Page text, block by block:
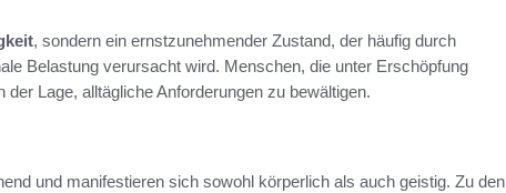
, sondern ein ernstzunehmender Zustand, der häufig durch
Belastung verursacht wird. Menschen, die unter Erschöpfung
Lage, alltägliche Anforderungen zu bewältigen.
und manifestieren sich sowohl körperlich als auch geistig. Zu den